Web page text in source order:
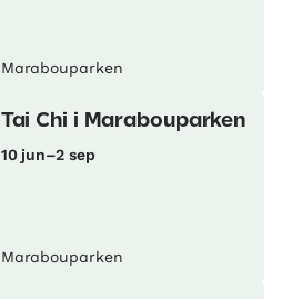
Marabouparken
Tai Chi i Marabouparken
10 jun–2 sep
Marabouparken